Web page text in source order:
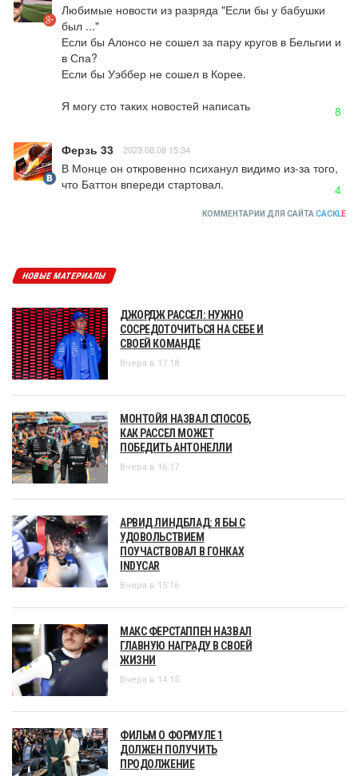
Любимые новости из разряда "Если бы у бабушки
был ..."
Если бы Алонсо не сошел за пару кругов в Бельгии и
в Спа?
Если бы Уэббер не сошел в Корее.
Я могу сто таких новостей написать
8
Ферзь 33 2023.08.08 15:34
В Монце он откровенно психанул видимо из-за того,
что Баттон впереди стартовал.
4
КОММЕНТАРИИ ДЛЯ САЙТА CACKLE
НОВЫЕ МАТЕРИАЛЫ
ДЖОРДЖ РАССЕЛ: НУЖНО
СОСРЕДОТОЧИТЬСЯ НА СЕБЕ И
СВОЕЙ КОМАНДЕ
Вчера в 17:18
МОНТОЙЯ НАЗВАЛ СПОСОБ,
КАК РАССЕЛ МОЖЕТ
ПОБЕДИТЬ АНТОНЕЛЛИ
Вчера в 16:17
АРВИД ЛИНДБЛАД: Я БЫ С
УДОВОЛЬСТВИЕМ
ПОУЧАСТВОВАЛ В ГОНКАХ
INDYCAR
Вчера в 15:16
МАКС ФЕРСТАППЕН НАЗВАЛ
ГЛАВНУЮ НАГРАДУ В СВОЕЙ
ЖИЗНИ
Вчера в 14:15
ФИЛЬМ О ФОРМУЛЕ 1
ДОЛЖЕН ПОЛУЧИТЬ
ПРОДОЛЖЕНИЕ